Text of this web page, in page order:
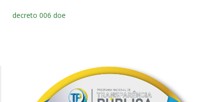
decreto 006 doe